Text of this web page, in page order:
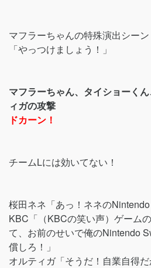
マフラーちゃんの特殊演出シーン
「やっつけましょう！」
マフラーちゃん、タイショーく
ィガの攻撃
ドカーン！
チームLには効いてない！
桜田ネネ「あっ！ネネのNintendo
KBC「（KBCの笑い声）ゲーム
て、お前のせいで俺のNintendo
償しろ！」
オルティガ「そうだ！自業自得だ